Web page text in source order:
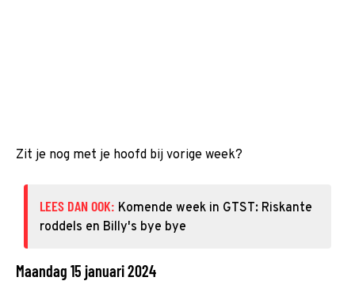
Zit je nog met je hoofd bij vorige week?
LEES DAN OOK: Komende week in GTST: Riskante
roddels en Billy's bye bye
Maandag 15 januari 2024